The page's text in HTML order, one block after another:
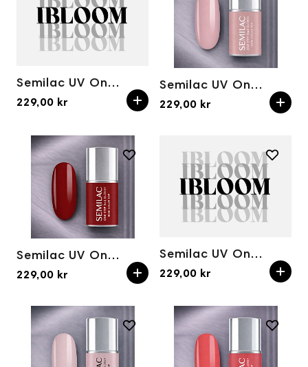
Semilac UV One Step Hybrid 3in1 Glossy S235 Peach Beige 7ml
229,00 kr
Semilac UV One Step Hybrid 3in1 Glossy S450 Light Peach 7ml
229,00 kr
Semilac UV One Step Hybrid 3in1 Glossy S575 Dark Red 7ml
229,00 kr
Semilac UV One Step Hybrid 3in1 Glossy S595 Bright Purple 7ml
229,00 kr